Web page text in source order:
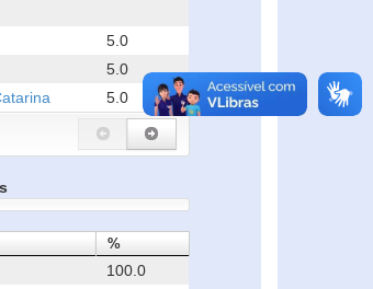
5.0
5.0
5.0
%
100.0